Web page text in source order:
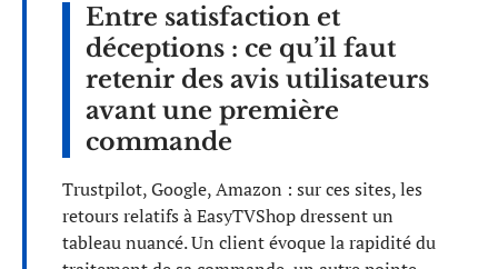
Entre satisfaction et
déceptions : ce qu’il faut
retenir des avis utilisateurs
avant une première
commande
Trustpilot, Google, Amazon : sur ces sites, les
retours relatifs à EasyTVShop dressent un
tableau nuancé. Un client évoque la rapidité du